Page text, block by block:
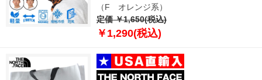
（F オレンジ系）
定価 ￥1,650(税込)
￥1,290(税込)